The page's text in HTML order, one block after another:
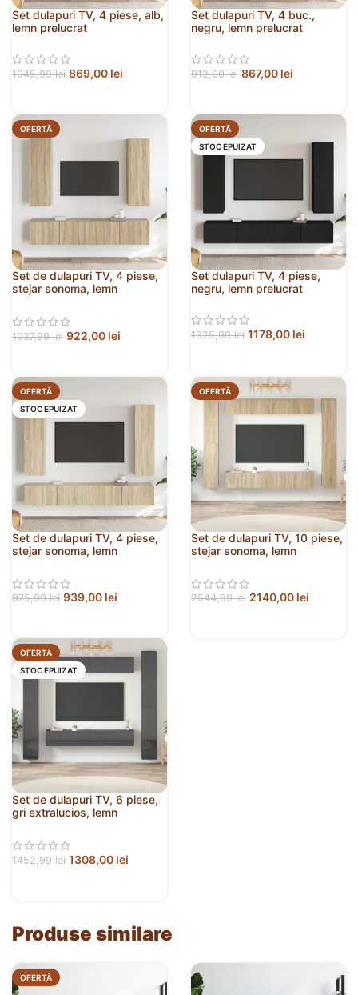
Set dulapuri TV, 4 piese, alb,
lemn prelucrat
1045,99lei 869,00 lei
Set dulapuri TV, 4 buc.,
negru, lemn prelucrat
912,00lei 867,00 lei
OFERTĂ
Set de dulapuri TV, 4 piese,
stejar sonoma, lemn
1037,99lei 922,00 lei
OFERTĂ
STOC EPUIZAT
Set dulapuri TV, 4 piese,
negru, lemn prelucrat
1325,99lei 1178,00 lei
OFERTĂ
STOC EPUIZAT
Set de dulapuri TV, 4 piese,
stejar sonoma, lemn
975,99lei 939,00 lei
OFERTĂ
Set de dulapuri TV, 10 piese,
stejar sonoma, lemn
2544,99lei 2140,00 lei
OFERTĂ
STOC EPUIZAT
Set de dulapuri TV, 6 piese,
gri extralucios, lemn
1452,99lei 1308,00 lei
Produse similare
OFERTĂ